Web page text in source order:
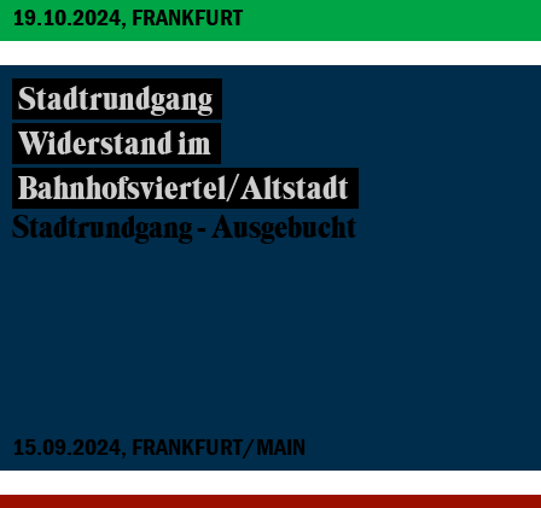
19.10.2024, FRANKFURT
Stadtrundgang
Widerstand im
Bahnhofsviertel/Altstadt
Stadtrundgang - Ausgebucht
15.09.2024, FRANKFURT/MAIN